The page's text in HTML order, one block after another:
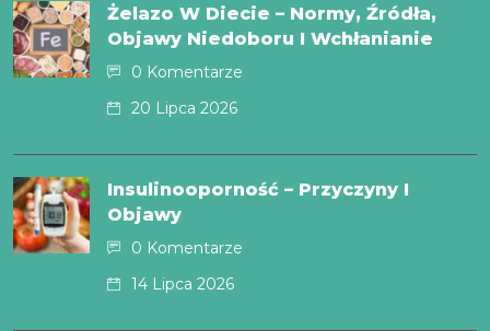
Żelazo W Diecie – Normy, Źródła,
Objawy Niedoboru I Wchłanianie
0 Komentarze
20 Lipca 2026
Insulinooporność – Przyczyny I
Objawy
0 Komentarze
14 Lipca 2026